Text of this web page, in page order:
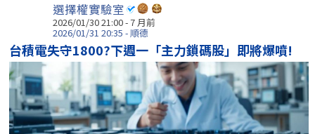
選擇權實驗室
2026/01/30 21:00 - 7 月前
2026/01/31 20:35 - 順德
台積電失守1800?下週一「主力鎖碼股」即將爆噴!